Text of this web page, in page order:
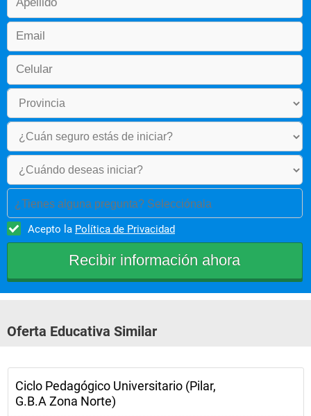
¿Tienes alguna pregunta? Selecciónala
Acepto la Política de Privacidad
Oferta Educativa Similar
Ciclo Pedagógico Universitario (Pilar,
G.B.A Zona Norte)